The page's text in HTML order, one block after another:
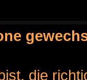
die